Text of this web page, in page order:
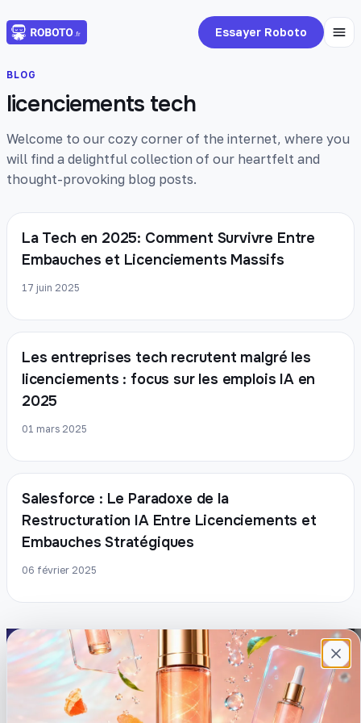
Essayer Roboto
BLOG
licenciements tech
Welcome to our cozy corner of the internet, where you
will find a delightful collection of our heartfelt and
thought-provoking blog posts.
La Tech en 2025: Comment Survivre Entre
Embauches et Licenciements Massifs
17 juin 2025
Les entreprises tech recrutent malgré les
licenciements : focus sur les emplois IA en
2025
01 mars 2025
Salesforce : Le Paradoxe de la
Restructuration IA Entre Licenciements et
Embauches Stratégiques
06 février 2025
Plateforme française de création de
contenu avec l’IA. Demandez, Roboto crée.